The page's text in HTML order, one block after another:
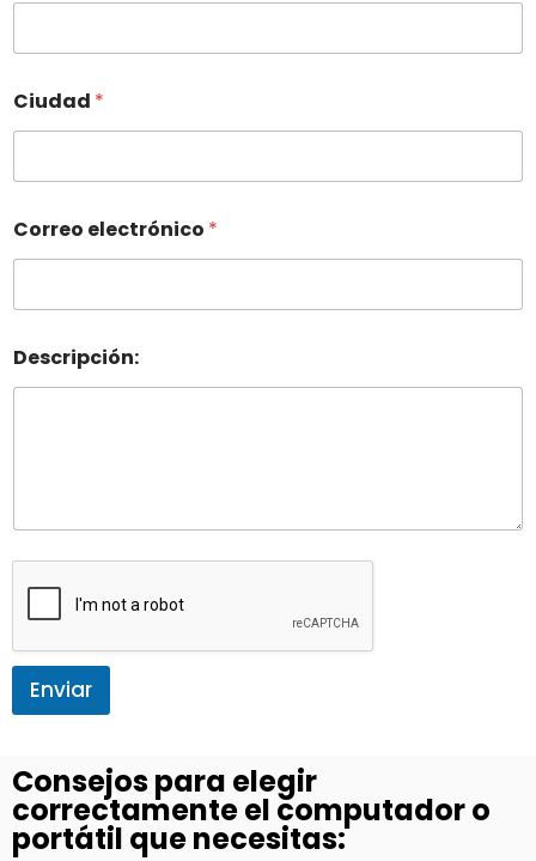
Ciudad *
Correo electrónico *
Descripción:
Enviar
Consejos para elegir
correctamente el computador o
portátil que necesitas: